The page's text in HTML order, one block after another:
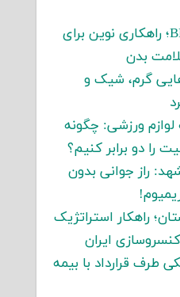
ربات محاسبه BMI؛ راهکاری نوین برای
بدن
گرم، شیک و
ورزشی: چگونه
را دو برابر کنیم؟
راز جوانی بدون
راهکار استراتژیک
ایران
طرف قرارداد با بیمه